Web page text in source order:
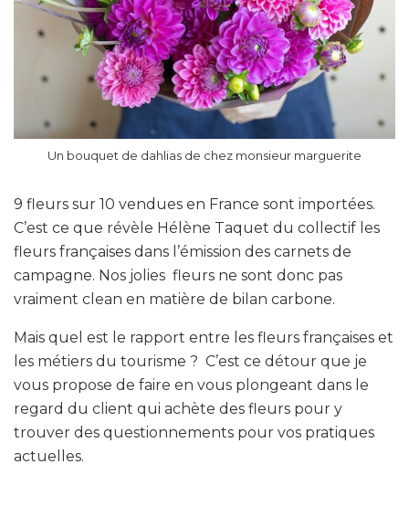
Un bouquet de dahlias de chez monsieur marguerite
9 fleurs sur 10 vendues en France sont importées.
C’est ce que révèle Hélène Taquet du collectif les
fleurs françaises dans l’émission des carnets de
campagne. Nos jolies fleurs ne sont donc pas
vraiment clean en matière de bilan carbone.
Mais quel est le rapport entre les fleurs françaises et
les métiers du tourisme ? C’est ce détour que je
vous propose de faire en vous plongeant dans le
regard du client qui achète des fleurs pour y
trouver des questionnements pour vos pratiques
actuelles.